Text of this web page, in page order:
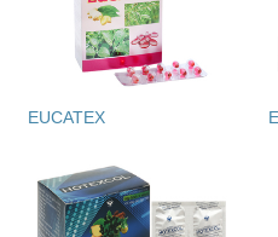
EUCATEX